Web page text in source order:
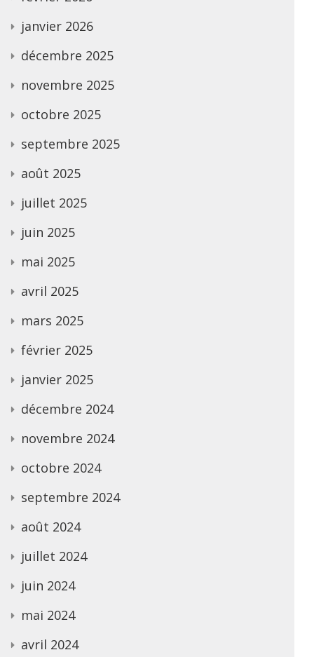
janvier 2026
décembre 2025
novembre 2025
octobre 2025
septembre 2025
août 2025
juillet 2025
juin 2025
mai 2025
avril 2025
mars 2025
février 2025
janvier 2025
décembre 2024
novembre 2024
octobre 2024
septembre 2024
août 2024
juillet 2024
juin 2024
mai 2024
avril 2024